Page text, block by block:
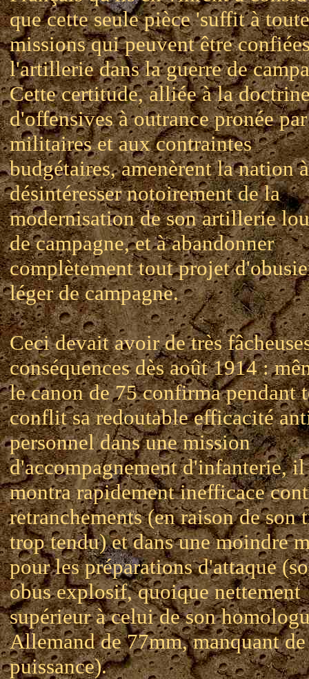
que cette seule pièce 'suffit à
missions qui peuvent être
l'artillerie dans la guerre de
Cette certitude, alliée à la
d'offensives à outrance pronée
militaires et aux contraintes
budgétaires, amenèrent la nation
désintéresser notoirement de la
modernisation de son artillerie
de campagne, et à abandonner
complètement tout projet
léger de campagne.
Ceci devait avoir de très
conséquences dès août 1914 :
le canon de 75 confirma pendant
conflit sa redoutable efficacité
personnel dans une mission
d'accompagnement d'infanterie, il
montra rapidement inefficace
retranchements (en raison de son
trop tendu) et dans une moindre
pour les préparations d'attaque
obus explosif, quoique nettement
supérieur à celui de son
Allemand de 77mm, manquant de
puissance).